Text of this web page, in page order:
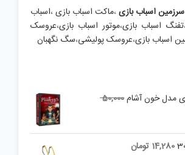
سرزمین اسباب بازی،ماکت اسباب بازی،اسباب
تفنگ اسباب بازی،موتور اسباب بازی،عروسک
اسباب بازی،عروسک پولیشی،سگ نگهبان
مدل خون آشام50,000
Original
14,280 تومان